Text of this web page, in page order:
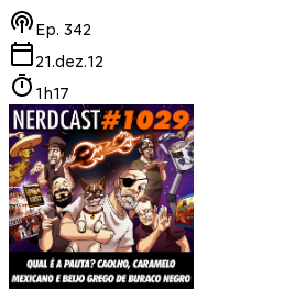
Ep. 342
21.dez.12
1h17